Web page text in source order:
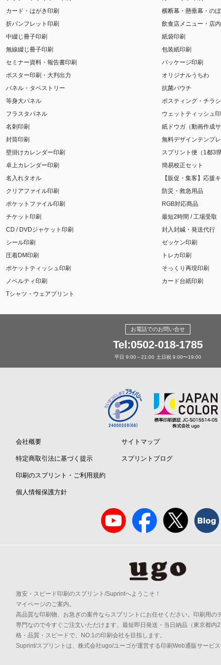
カード・はがき印刷
折パンフレット印刷
中綴じ冊子印刷
無線綴じ冊子印刷
セミナー資料・報告書印刷
ポスター印刷・大判出力
パネル・タペストリー
等身大パネル
フラスタパネル
名刺印刷
封筒印刷
壁掛けカレンダー印刷
卓上カレンダー印刷
名入れタオル
クリアファイル印刷
ポケットファイル印刷
チケット印刷
CD / DVDジャケット印刷
シール印刷
圧着DM印刷
ポケットティッシュ印刷
ノベルティ印刷
Tシャツ・ウェアプリント
横断幕・懸垂幕・の
飲食店メニュー・店
紙袋印刷
包装紙印刷
パッケージ印刷
オリジナルうちわ
抗菌パウチ
ポスティング・チラ
ウェットティッシュ
紙ドウガ（動画作成
無料デザインテンプ
スプリント便（1都3
簡易校正セット
【販促・集客】応援
防災・救急用品
RGB対応商品
最短2時間 / 工場受取
封入封緘・発送代行
ゼッケン印刷
トレカ印刷
そっくり再現印刷
カード台紙印刷
お電話でのお問い合せ
Tel:0502-018-1785
平日 9:00～21:00 土日祝 9:00〜19:00
会社概要
特定商取引法に基づく提示
印刷のスプリント・ご利用規約
個人情報保護方針
サイトマップ
スプリントブログ
激安・スピード印刷のスプリント/Suprintへようこそ！
マイページのご案内。
高品質な印刷物、お急ぎの案件ならスプリントにお任せください。印刷用の
専門なので今すぐご注文いただけます。最短即日発送・当日納品（東京都内
格・品質・スピードで、NO.1の印刷会社を目指します。
Suprint/スプリントは、株式会社ugo/ユーゴが運営する印刷Web通販サービ